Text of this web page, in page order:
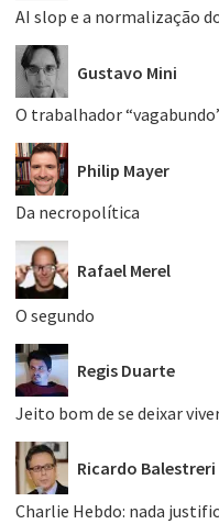
AI slop e a normalização
Gustavo Mini
O trabalhador
Philip Mayer
Da necropolítica
Rafael Merel
O segundo
Regis Duarte
Jeito bom de se deixar
Ricardo Balestreri
Charlie Hebdo: nada